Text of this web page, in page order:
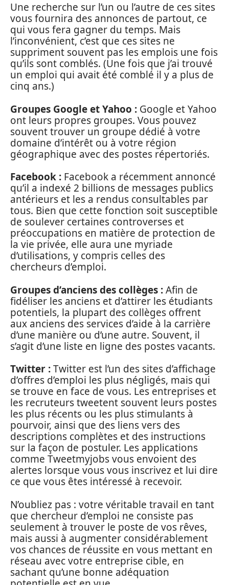
Une recherche sur l’un ou l’autre de ces sites
vous fournira des annonces de partout, ce
qui vous fera gagner du temps. Mais
l’inconvénient, c’est que ces sites ne
suppriment souvent pas les emplois une fois
qu’ils sont comblés. (Une fois que j’ai trouvé
un emploi qui avait été comblé il y a plus de
cinq ans.)
Groupes Google et Yahoo : Google et Yahoo
ont leurs propres groupes. Vous pouvez
souvent trouver un groupe dédié à votre
domaine d’intérêt ou à votre région
géographique avec des postes répertoriés.
Facebook : Facebook a récemment annoncé
qu’il a indexé 2 billions de messages publics
antérieurs et les a rendus consultables par
tous. Bien que cette fonction soit susceptible
de soulever certaines controverses et
préoccupations en matière de protection de
la vie privée, elle aura une myriade
d’utilisations, y compris celles des
chercheurs d’emploi.
Groupes d’anciens des collèges :Afin de
fidéliser les anciens et d’attirer les étudiants
potentiels, la plupart des collèges offrent
aux anciens des services d’aide à la carrière
d’une manière ou d’une autre. Souvent, il
s’agit d’une liste en ligne des postes vacants.
Twitter :Twitter est l’un des sites d’affichage
d’offres d’emploi les plus négligés, mais qui
se trouve en face de vous. Les entreprises et
les recruteurs tweetent souvent leurs postes
les plus récents ou les plus stimulants à
pourvoir, ainsi que des liens vers des
descriptions complètes et des instructions
sur la façon de postuler. Les applications
comme Tweetmyjobs vous envoient des
alertes lorsque vous vous inscrivez et lui dire
ce que vous êtes intéressé à recevoir.
N’oubliez pas : votre véritable travail en tant
que chercheur d’emploi ne consiste pas
seulement à trouver le poste de vos rêves,
mais aussi à augmenter considérablement
vos chances de réussite en vous mettant en
réseau avec votre entreprise cible, en
sachant qu’une bonne adéquation